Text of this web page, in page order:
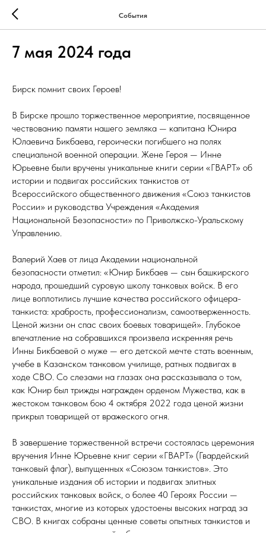
События
7 мая 2024 года
Бирск помнит своих Героев!
В Бирске прошло торжественное мероприятие, посвященное
чествованию памяти нашего земляка — капитана Юнира
Юлаевича Бикбаева, героически погибшего на полях
специальной военной операции. Жене Героя — Инне
Юрьевне были вручены уникальные книги серии «ГВАРТ» об
истории и подвигах российских танкистов от
Всероссийского общественного движения «Союз танкистов
России» и руководства Учреждения «Академия
Национальной Безопасности» по Приволжско-Уральскому
Управлению.
Валерий Хаев от лица Академии национальной
безопасности отметил: «Юнир Бикбаев — сын башкирского
народа, прошедший суровую школу танковых войск. В его
лице воплотились лучшие качества российского офицера-
танкиста: храбрость, профессионализм, самоотверженность.
Ценой жизни он спас своих боевых товарищей». Глубокое
впечатление на собравшихся произвела искренняя речь
Инны Бикбаевой о муже — его детской мечте стать военным,
учебе в Казанском танковом училище, ратных подвигах в
ходе СВО. Со слезами на глазах она рассказывала о том,
как Юнир был трижды награжден орденом Мужества, как в
жестоком танковом бою 4 октября 2022 года ценой жизни
прикрыл товарищей от вражеского огня.
В завершение торжественной встречи состоялась церемония
вручения Инне Юрьевне книг серии «ГВАРТ» (Гвардейский
танковый флаг), выпущенных «Союзом танкистов». Это
уникальные издания об истории и подвигах элитных
российских танковых войск, о более 40 Героях России —
танкистах, многие из которых удостоены высоких наград за
СВО. В книгах собраны ценные советы опытных танкистов и